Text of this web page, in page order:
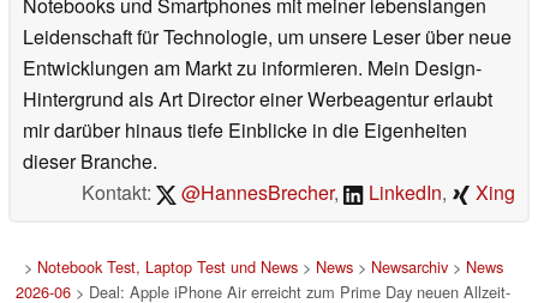
Leidenschaft für Technologie, um unsere Leser über neue
Entwicklungen am Markt zu informieren. Mein Design-
Hintergrund als Art Director einer Werbeagentur erlaubt
mir darüber hinaus tiefe Einblicke in die Eigenheiten
dieser Branche.
Kontakt:
@HannesBrecher, LinkedIn, Xing
> Notebook Test, Laptop Test und News> News> Newsarchiv> News
2026-06 > Deal: Apple iPhone Air erreicht zum Prime Day neuen Allzeit-